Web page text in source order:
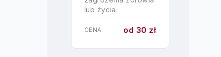
lub życia.
CENA od 30 zł